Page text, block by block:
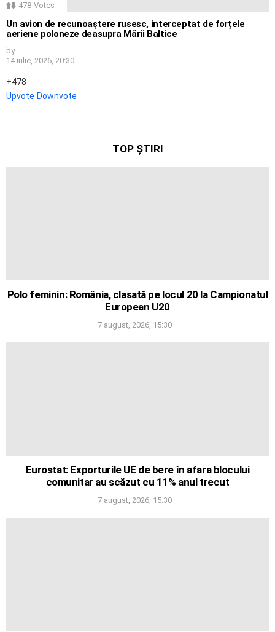
478 Votes
Un avion de recunoaștere rusesc, interceptat de forțele
aeriene poloneze deasupra Mării Baltice
by
14 iulie, 2026, 20:30
478
Upvote Downvote
TOP ȘTIRI
Polo feminin: România, clasată pe locul 20 la Campionatul
European U20
7 august, 2026, 15:30
Eurostat: Exporturile UE de bere în afara blocului
comunitar au scăzut cu 11% anul trecut
7 august, 2026, 15:30